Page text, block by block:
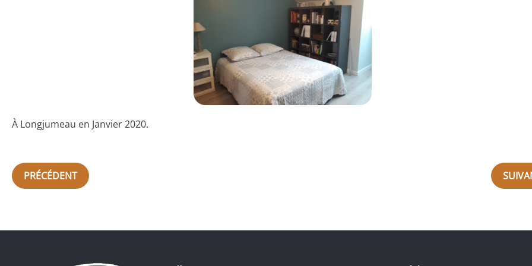
À Longjumeau en Janvier 2020.
PRÉCÉDENT